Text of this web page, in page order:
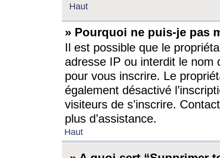
Haut
» Pourquoi ne puis-je pas
Il est possible que le
adresse IP ou interdit le nom
pour vous inscrire. Le
également désactivé
visiteurs de s’inscrire.
plus d’assistance.
Haut